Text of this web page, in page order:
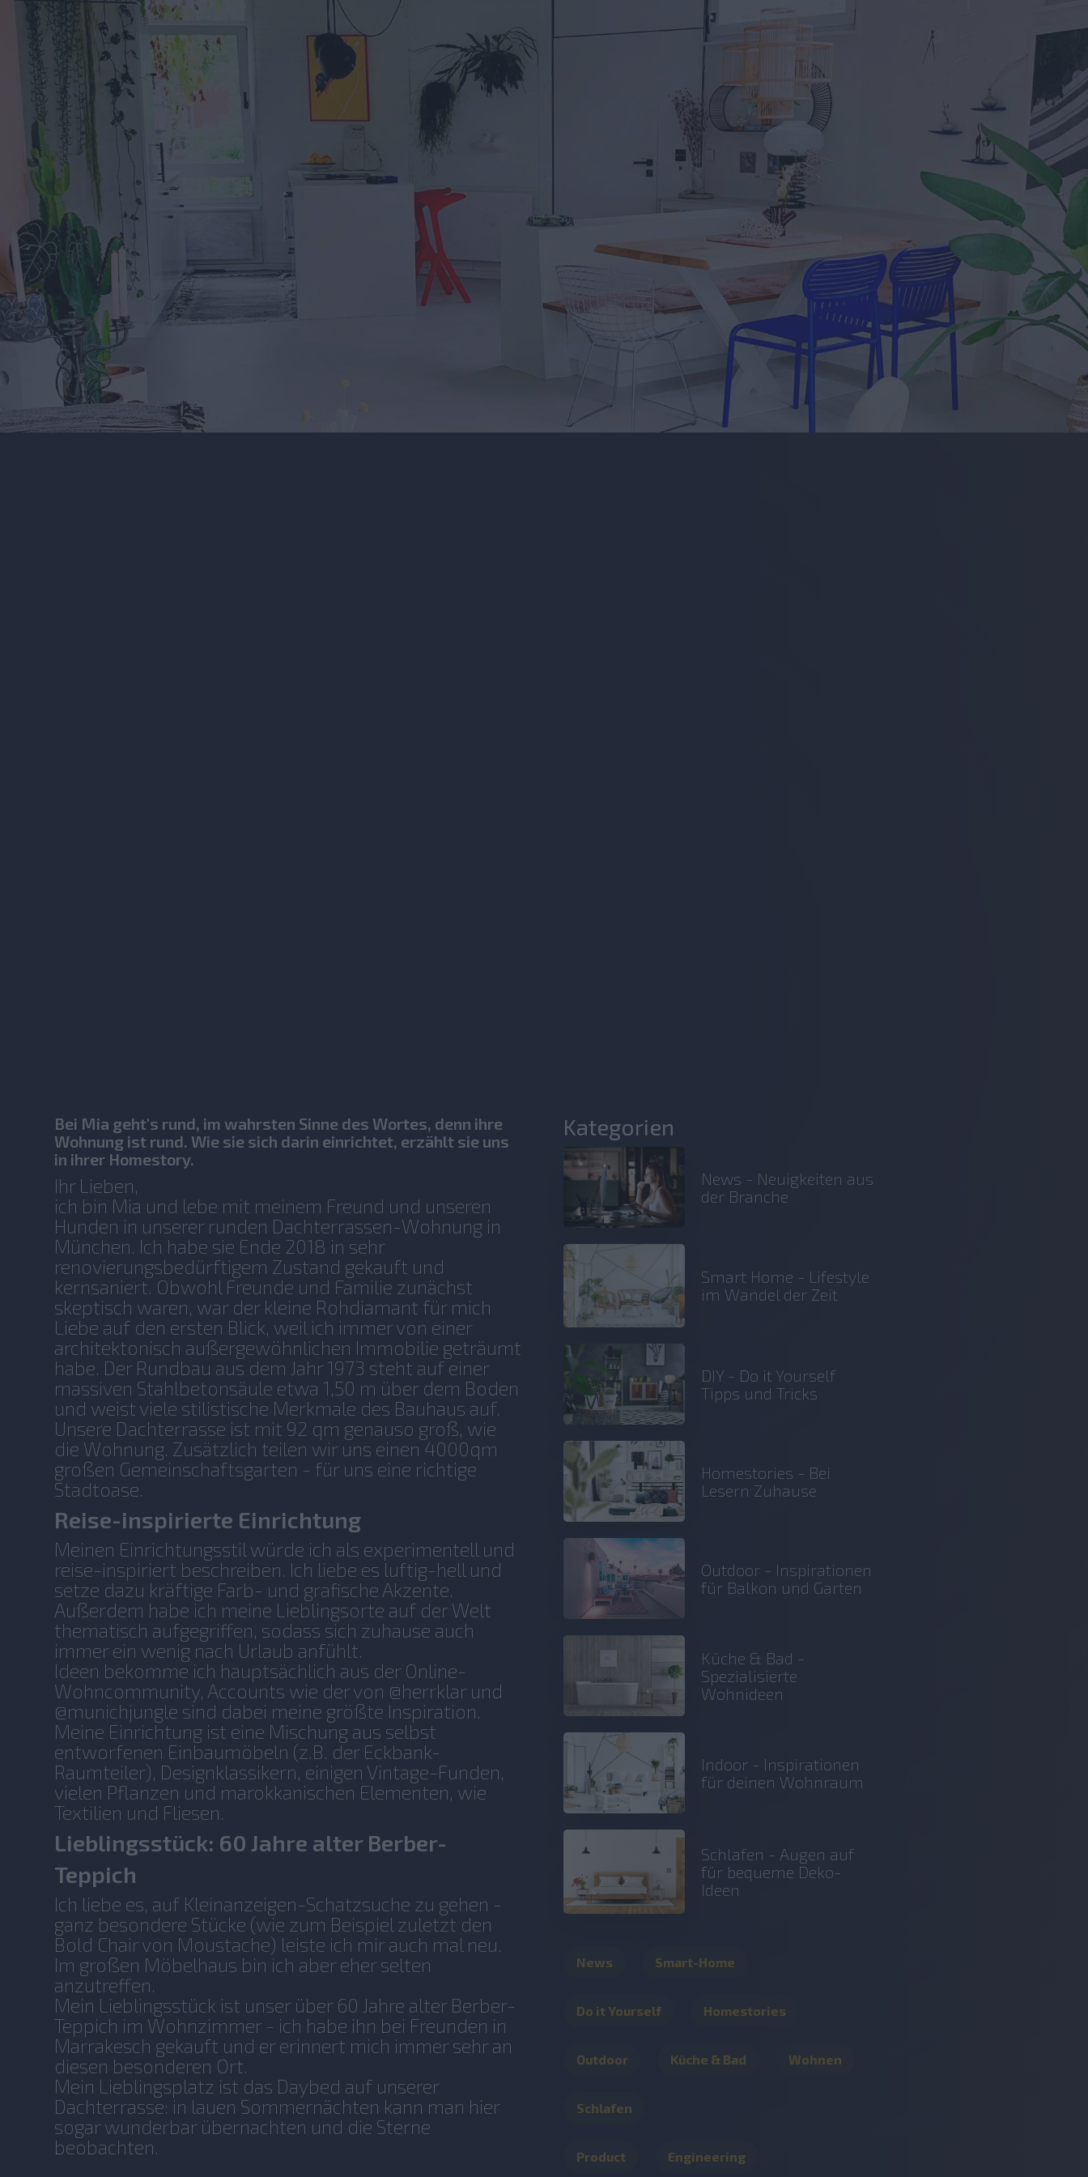
Bei Mia geht's rund, im wahrsten Sinne des Wortes, denn ihre
Wohnung ist rund. Wie sie sich darin einrichtet, erzählt sie uns
in ihrer Homestory.
Ihr Lieben,
ich bin Mia und lebe mit meinem Freund und unseren
Hunden in unserer runden Dachterrassen-Wohnung in
München. Ich habe sie Ende 2018 in sehr
renovierungsbedürftigem Zustand gekauft und
kernsaniert. Obwohl Freunde und Familie zunächst
skeptisch waren, war der kleine Rohdiamant für mich
Liebe auf den ersten Blick, weil ich immer von einer
architektonisch außergewöhnlichen Immobilie geträumt
habe. Der Rundbau aus dem Jahr 1973 steht auf einer
massiven Stahlbetonsäule etwa 1,50 m über dem Boden
und weist viele stilistische Merkmale des Bauhaus auf.
Unsere Dachterrasse ist mit 92 qm genauso groß, wie
die Wohnung. Zusätzlich teilen wir uns einen 4000qm
großen Gemeinschaftsgarten - für uns eine richtige
Stadtoase.
Reise-inspirierte Einrichtung
Meinen Einrichtungsstil würde ich als experimentell und
reise-inspiriert beschreiben. Ich liebe es luftig-hell und
setze dazu kräftige Farb- und grafische Akzente.
Außerdem habe ich meine Lieblingsorte auf der Welt
thematisch aufgegriffen, sodass sich zuhause auch
immer ein wenig nach Urlaub anfühlt.
Ideen bekomme ich hauptsächlich aus der Online-
Wohncommunity, Accounts wie der von @herrklar und
@munichjungle sind dabei meine größte Inspiration.
Meine Einrichtung ist eine Mischung aus selbst
entworfenen Einbaumöbeln (z.B. der Eckbank-
Raumteiler), Designklassikern, einigen Vintage-Funden,
vielen Pflanzen und marokkanischen Elementen, wie
Textilien und Fliesen.
Lieblingsstück: 60 Jahre alter Berber-
Teppich
Ich liebe es, auf Kleinanzeigen-Schatzsuche zu gehen -
ganz besondere Stücke (wie zum Beispiel zuletzt den
Bold Chair von Moustache) leiste ich mir auch mal neu.
Im großen Möbelhaus bin ich aber eher selten
anzutreffen.
Mein Lieblingsstück ist unser über 60 Jahre alter Berber-
Teppich im Wohnzimmer - ich habe ihn bei Freunden in
Marrakesch gekauft und er erinnert mich immer sehr an
diesen besonderen Ort.
Mein Lieblingsplatz ist das Daybed auf unserer
Dachterrasse: in lauen Sommernächten kann man hier
sogar wunderbar übernachten und die Sterne
beobachten.
Kategorien
News - Neuigkeiten aus
der Branche
Smart Home - Lifestyle
im Wandel der Zeit
DIY - Do it Yourself
Tipps und Tricks
Homestories - Bei
Lesern Zuhause
Outdoor - Inspirationen
für Balkon und Garten
Küche & Bad -
Spezialisierte
Wohnideen
Indoor - Inspirationen
für deinen Wohnraum
Schlafen - Augen auf
für bequeme Deko-
Ideen
News Smart-Home
Do it Yourself Homestories
Outdoor Küche & Bad Wohnen
Schlafen
Product Engineering